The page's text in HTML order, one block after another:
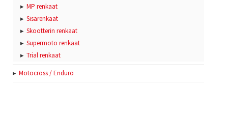
MP renkaat
Sisärenkaat
Skootterin renkaat
Supermoto renkaat
Trial renkaat
Motocross / Enduro